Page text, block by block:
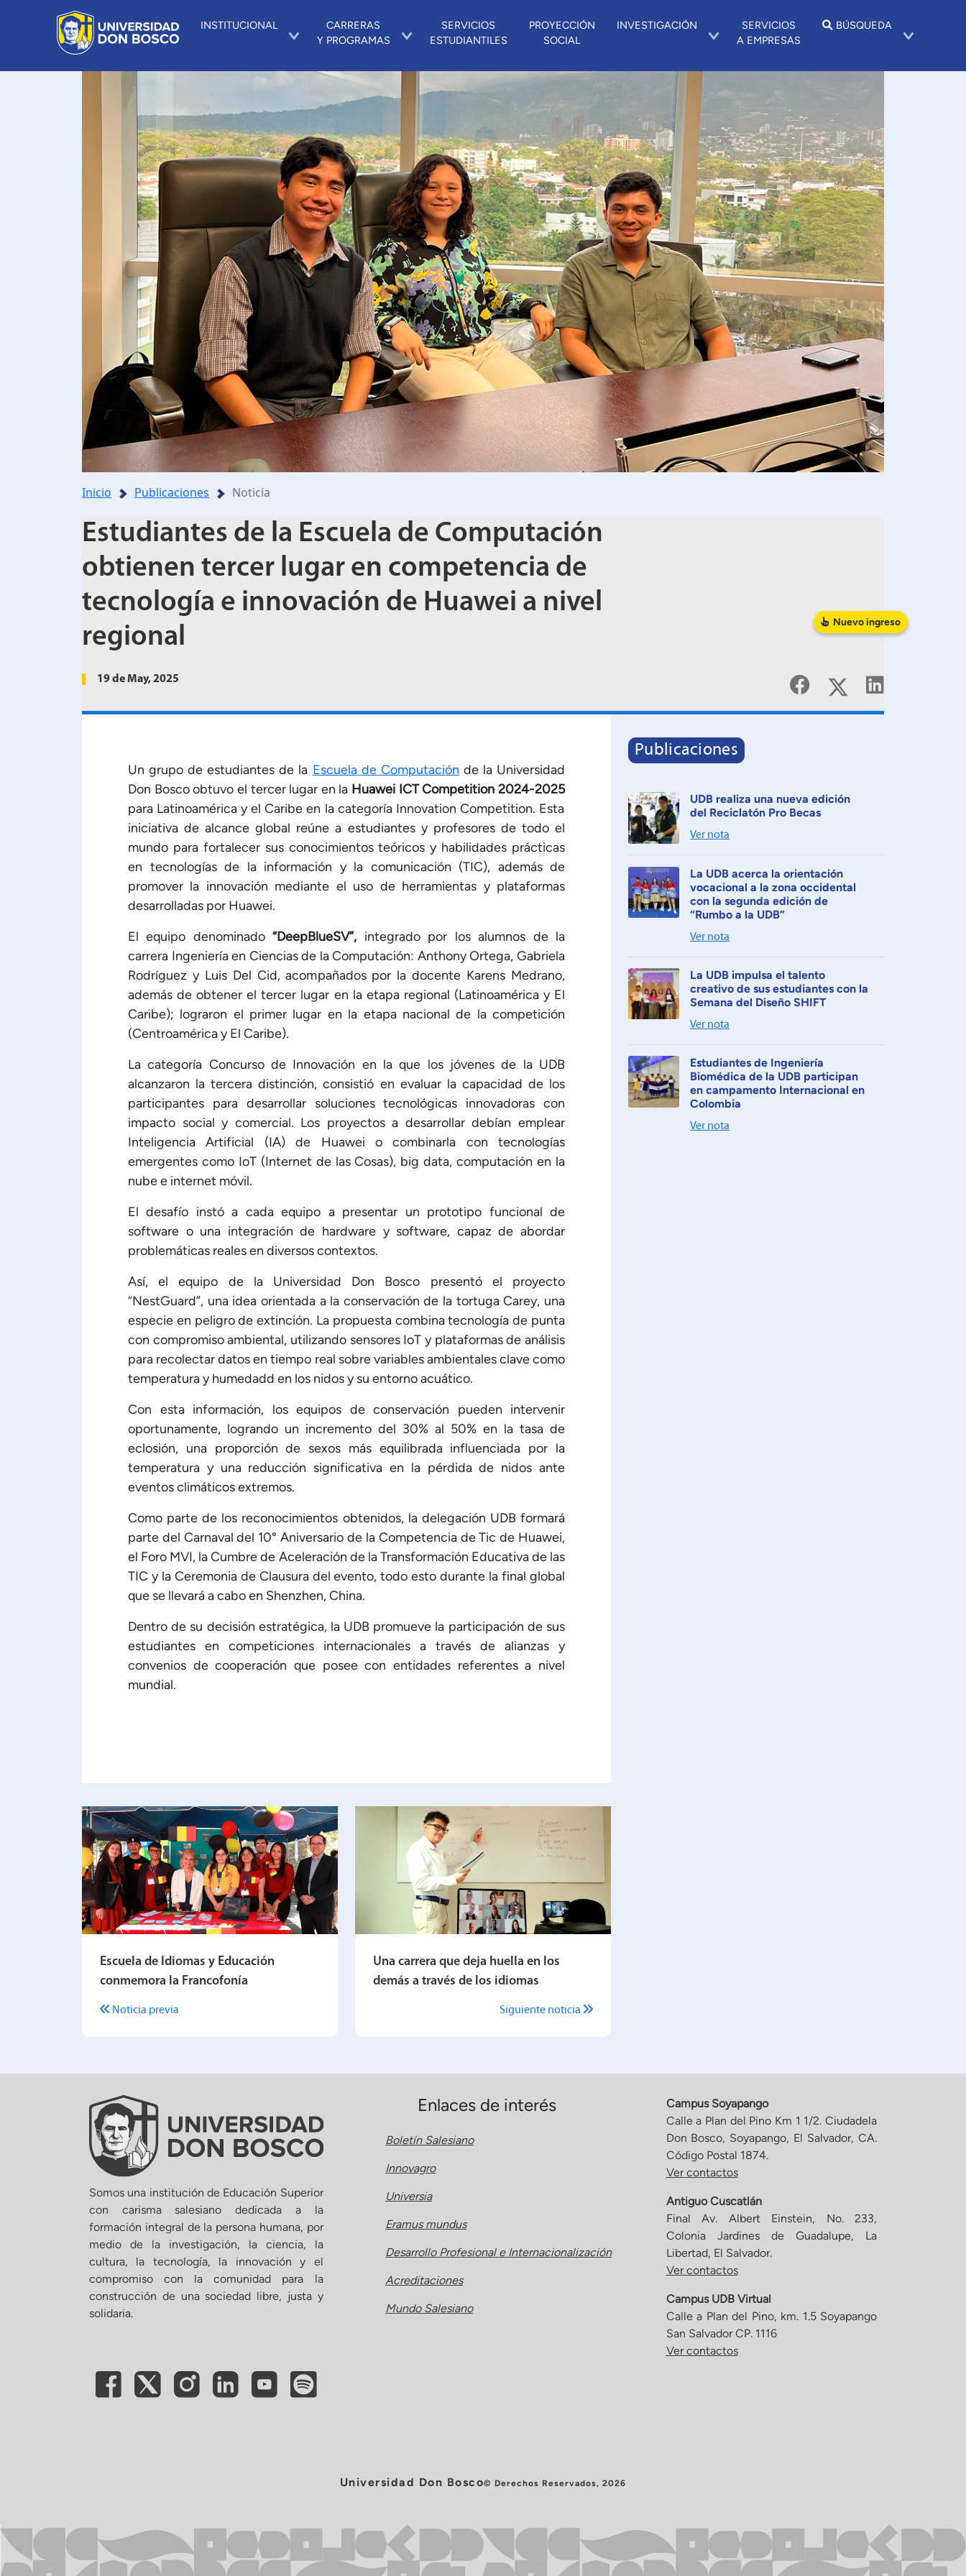
INSTITUCIONAL
CARRERAS
Y PROGRAMAS
SERVICIOS
ESTUDIANTILES
PROYECCIÓN
SOCIAL
INVESTIGACIÓN
SERVICIOS
A EMPRESAS
BÚSQUEDA
Inicio Publicaciones Noticia
Estudiantes de la Escuela de Computación
obtienen tercer lugar en competencia de
tecnología e innovación de Huawei a nivel
regional
19 de May, 2025
Un grupo de estudiantes de la Escuela de Computación de la Universidad
Don Bosco obtuvo el tercer lugar en la Huawei ICT Competition 2024-2025
para Latinoamérica y el Caribe en la categoría Innovation Competition. Esta
iniciativa de alcance global reúne a estudiantes y profesores de todo el
mundo para fortalecer sus conocimientos teóricos y habilidades prácticas
en tecnologías de la información y la comunicación (TIC), además de
promover la innovación mediante el uso de herramientas y plataformas
desarrolladas por Huawei.
El equipo denominado“DeepBlueSV”, integrado por los alumnos de la
carrera Ingeniería en Ciencias de la Computación: Anthony Ortega, Gabriela
Rodríguez y Luis Del Cid, acompañados por la docente Karens Medrano,
además de obtener el tercer lugar en la etapa regional (Latinoamérica y El
Caribe); lograron el primer lugar en la etapa nacional de la competición
(Centroamérica y El Caribe).
La categoría Concurso de Innovación en la que los jóvenes de la UDB
alcanzaron la tercera distinción, consistió en evaluar la capacidad de los
participantes para desarrollar soluciones tecnológicas innovadoras con
impacto social y comercial. Los proyectos a desarrollar debían emplear
Inteligencia Artificial (IA) de Huawei o combinarla con tecnologías
emergentes como IoT (Internet de las Cosas), big data, computación en la
nube e internet móvil.
El desafío instó a cada equipo a presentar un prototipo funcional de
software o una integración de hardware y software, capaz de abordar
problemáticas reales en diversos contextos.
Así, el equipo de la Universidad Don Bosco presentó el proyecto
“NestGuard”, una idea orientada a la conservación de la tortuga Carey, una
especie en peligro de extinción. La propuesta combina tecnología de punta
con compromiso ambiental, utilizando sensores IoT y plataformas de análisis
para recolectar datos en tiempo real sobre variables ambientales clave como
temperatura y humedadd en los nidos y su entorno acuático.
Con esta información, los equipos de conservación pueden intervenir
oportunamente, logrando un incremento del 30% al 50% en la tasa de
eclosión, una proporción de sexos más equilibrada influenciada por la
temperatura y una reducción significativa en la pérdida de nidos ante
eventos climáticos extremos.
Como parte de los reconocimientos obtenidos, la delegación UDB formará
parte del Carnaval del 10° Aniversario de la Competencia de Tic de Huawei,
el Foro MVI, la Cumbre de Aceleración de la Transformación Educativa de las
TIC y la Ceremonia de Clausura del evento, todo esto durante la final global
que se llevará a cabo en Shenzhen, China.
Dentro de su decisión estratégica, la UDB promueve la participación de sus
estudiantes en competiciones internacionales a través de alianzas y
convenios de cooperación que posee con entidades referentes a nivel
mundial.
Escuela de Idiomas y Educación
conmemora la Francofonía
Noticia previa
Una carrera que deja huella en los
demás a través de los idiomas
Siguiente noticia
Publicaciones
UDB realiza una nueva edición
del Reciclatón Pro Becas
Ver nota
La UDB acerca la orientación
vocacional a la zona occidental
con la segunda edición de
“Rumbo a la UDB”
Ver nota
La UDB impulsa el talento
creativo de sus estudiantes con la
Semana del Diseño SHIFT
Ver nota
Estudiantes de Ingeniería
Biomédica de la UDB participan
en campamento Internacional en
Colombia
Ver nota
Nuevoingreso
Somos una institución de Educación Superior
con carisma salesiano dedicada a la
formación integral de la persona humana, por
medio de la investigación, la ciencia, la
cultura, la tecnología, la innovación y el
compromiso con la comunidad para la
construcción de una sociedad libre, justa y
solidaria.
Enlaces de interés
Boletín Salesiano
Innovagro
Universia
Eramus mundus
Desarrollo Profesional e Internacionalización
Acreditaciones
Mundo Salesiano
Campus Soyapango
Calle a Plan del Pino Km 1 1/2. Ciudadela
Don Bosco, Soyapango, El Salvador, CA.
Código Postal 1874.
Ver contactos
Antiguo Cuscatlán
Final Av. Albert Einstein, No. 233,
Colonia Jardines de Guadalupe, La
Libertad, El Salvador.
Ver contactos
Campus UDB Virtual
Calle a Plan del Pino, km. 1.5 Soyapango
San Salvador CP. 1116
Ver contactos
Universidad Don Bosco© Derechos Reservados, 2026